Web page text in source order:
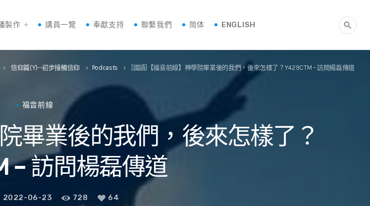
製作 講員一覽 奉獻支持 聯繫我們 简体 ENGLISH search
keyboard_arrow_right 信仰篇(Y)--初步接觸信仰 keyboard_arrow_right Podcasts keyboard_arrow_right [國語]【福音前線】神學院畢業後的我們，後來怎樣了？Y429CTM – 訪問楊磊傳道
福音前線
畢業後的我們，後來怎樣了？
– 訪問楊磊傳道
2022-06-23 728 64